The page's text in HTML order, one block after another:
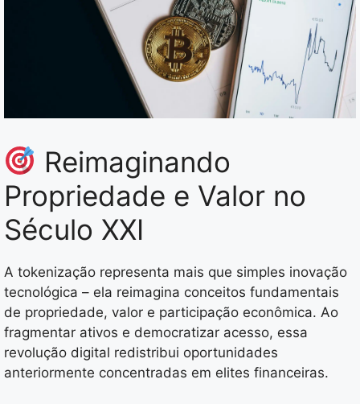
Reimaginando
Propriedade e Valor no
Século XXI
A tokenização representa mais que simples inovação
tecnológica – ela reimagina conceitos fundamentais
de propriedade, valor e participação econômica. Ao
fragmentar ativos e democratizar acesso, essa
revolução digital redistribui oportunidades
anteriormente concentradas em elites financeiras.